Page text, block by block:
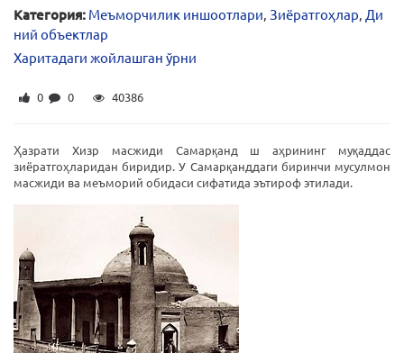
Категория: Меъморчилик иншоотлари, Зиёратгоҳлар, Ди
ний объектлар
Харитадаги жойлашган ўрни
0 0 40386
Ҳазрати Хизр масжиди Самарқанд ш аҳрининг муқаддас
зиёратгоҳларидан биридир. У Самарқанддаги биринчи мусулмон
масжиди ва меъморий обидаси сифатида эътироф этилади.